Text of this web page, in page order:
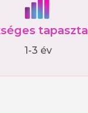
1-3 év